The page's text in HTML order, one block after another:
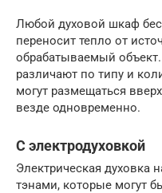
Любой духовой шкаф
переносит тепло от
обрабатываемый
различают по типу и
могут размещаться
везде одновременно.
С электродуховкой
Электрическая духовка
тэнами, которые могут